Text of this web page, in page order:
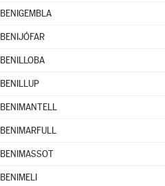
BENIGEMBLA
BENIJÓFAR
BENILLOBA
BENILLUP
BENIMANTELL
BENIMARFULL
BENIMASSOT
BENIMELI